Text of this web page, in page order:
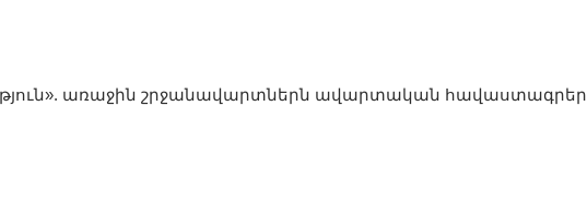
առաջին շրջանավարտներն ավարտական հավաստագրեր